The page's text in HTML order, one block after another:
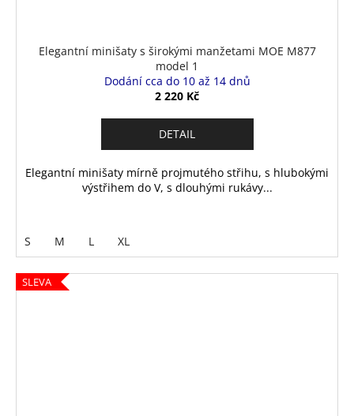
Elegantní minišaty s širokými manžetami MOE M877
model 1
Dodání cca do 10 až 14 dnů
2 220 Kč
DETAIL
Elegantní minišaty mírně projmutého střihu, s hlubokými
výstřihem do V, s dlouhými rukávy...
S M L XL
SLEVA